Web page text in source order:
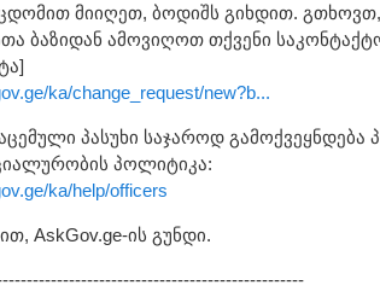
მიიღეთ, ბოდიშს გიხდით.
ბაზიდან ამოვიღოთ თქვენი
ka/change_request/new?b...
პასუხი საჯაროდ გამოქვეყნდება
პოლიტიკა:
ka/help/officers
AskGov.ge-ის გუნდი.